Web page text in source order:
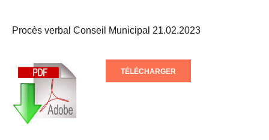
Procès verbal Conseil Municipal 21.02.2023
TÉLÉCHARGER